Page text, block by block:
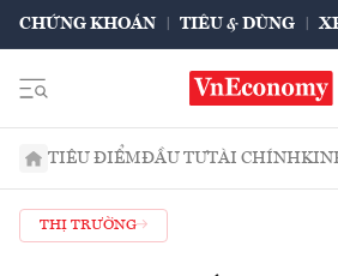
CHỨNG KHOÁN TIÊU & DÙNG
TIÊU ĐIỂMĐẦU TƯTÀI CHÍNH
THỊ TRƯỜNG